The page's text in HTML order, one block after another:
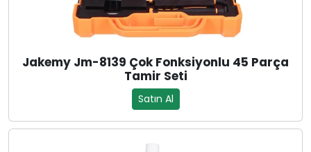
Jakemy Jm-8139 Çok Fonksiyonlu 45 Parça
Tamir Seti
Satın Al